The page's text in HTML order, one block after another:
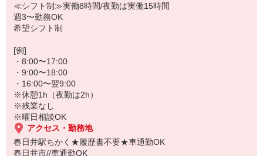
≪夜勤に入るとさらに給与UP！≫
日中よりも落ち着いている夜勤帯は、経験者に大人気のシフト♪深夜
できますよ！
夜勤1回の収入例【2万7000円】
※初任者研修をお持ちの方
[例]時給1500円×6h＋1875円×6h＋2250円×3h（深夜手当、残業手当
を含む）
≪シフト制≫実働8時間/夜勤は実働15時間
週3〜勤務OK
希望シフト制
[例]
・8:00〜17:00
・9:00〜18:00
・16:00〜翌9:00
※休憩1h（夜勤は2h）
※残業なし
※曜日相談OK
アクセス・勤務地
春日井駅ちかく★履歴書不要★車通勤OK
春日井市//車通勤OK